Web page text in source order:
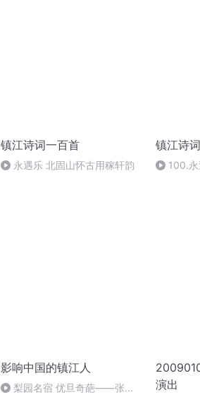
镇江诗词一百首
永遇乐 北固山怀古用稼轩韵
镇江诗
100.永
影响中国的镇江人
梨园名宿 优旦奇葩——张派
演出